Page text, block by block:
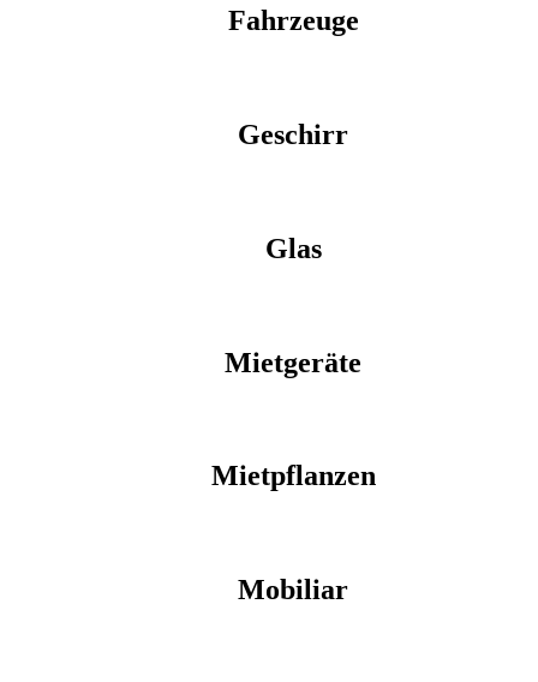
Fahrzeuge
Geschirr
Glas
Mietgeräte
Mietpflanzen
Mobiliar